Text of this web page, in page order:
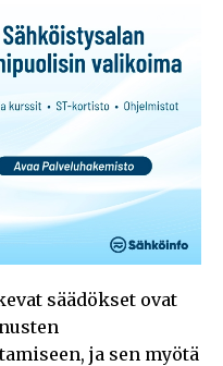
säädökset ovat
ja sen myötä